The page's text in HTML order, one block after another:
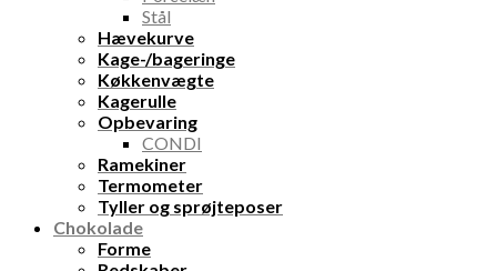
Stål
Hævekurve
Kage-/bageringe
Køkkenvægte
Kagerulle
Opbevaring
CONDI
Ramekiner
Termometer
Tyller og sprøjteposer
Chokolade
Forme